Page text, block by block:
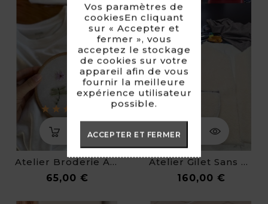
Vos paramètres de
cookiesEn cliquant
sur « Accepter et
fermer », vous
acceptez le stockage
de cookies sur votre
appareil afin de vous
fournir la meilleure
expérience utilisateur
possible.
ACCEPTER ET FERMER
Atelier Broderie À La Main
65,00 €
Atelier Gilet Sans Manche
160,00 €